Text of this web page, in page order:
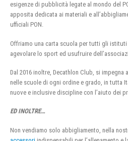
esigenze di pubblicità legate al mondo del
apposita dedicata ai materiali e
ufficiali PON.
Offriamo una carta scuola per tutti gli
agevolare lo sport ed usufruire
Dal 2016 inoltre, Decathlon Club, si
nelle scuole di ogni ordine e grado, in tutta
nuove e inclusive discipline con l’aiuto dei
ED INOLTRE…
Non vendiamo solo abbigliamento, nella